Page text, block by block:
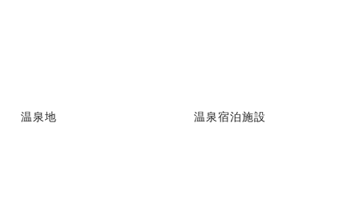
温泉地 温泉宿泊施設